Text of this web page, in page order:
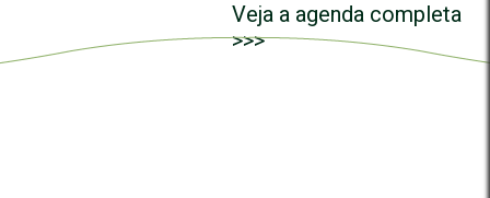
Veja a agenda completa
>>>